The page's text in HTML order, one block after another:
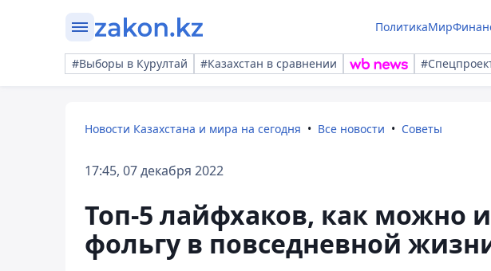
ПолитикаМир
#Выборы в Курултай #Казахстан в сравнении
Новости Казахстана и мира на сегодня Все новости Советы
17:45, 07 декабря 2022
Топ-5 лайфхаков, как можно
фольгу в повседневной